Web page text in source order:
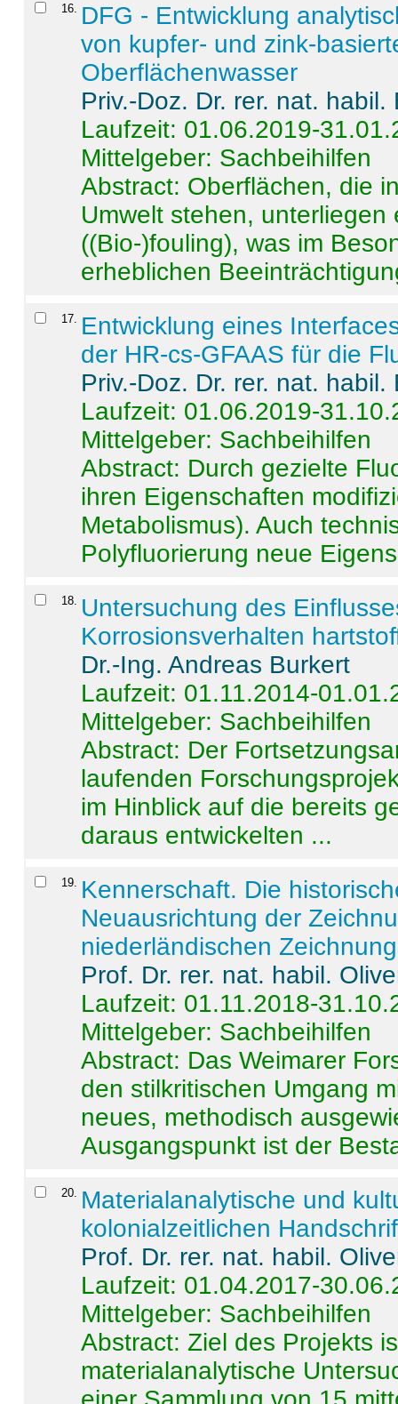
16
DFG - Entwicklung
von kupfer- und zink-
Oberflächenwasser
Priv.-Doz. Dr. rer. nat.
Laufzeit: 01.06.2019-
Mittelgeber: Sachbeihilfen
Abstract: Oberflächen, die
Umwelt stehen,
((Bio-)fouling), was im
erheblichen
17
Entwicklung eines
der HR-cs-GFAAS für die
Priv.-Doz. Dr. rer. nat.
Laufzeit: 01.06.2019-
Mittelgeber: Sachbeihilfen
Abstract: Durch gezielte
ihren Eigenschaften
Metabolismus). Auch
Polyfluorierung neue
18
Untersuchung des
Korrosionsverhalten
Dr.-Ing. Andreas Burkert
Laufzeit: 01.11.2014-
Mittelgeber: Sachbeihilfen
Abstract: Der
laufenden
im Hinblick auf die bereits
daraus entwickelten ...
19
Kennerschaft. Die
Neuausrichtung der
niederländischen
Prof. Dr. rer. nat. habil.
Laufzeit: 01.11.2018-
Mittelgeber: Sachbeihilfen
Abstract: Das Weimarer
den stilkritischen Umgang
neues, methodisch
Ausgangspunkt ist der
20
Materialanalytische und
kolonialzeitlichen
Prof. Dr. rer. nat. habil.
Laufzeit: 01.04.2017-
Mittelgeber: Sachbeihilfen
Abstract:Ziel des Projekts
materialanalytische